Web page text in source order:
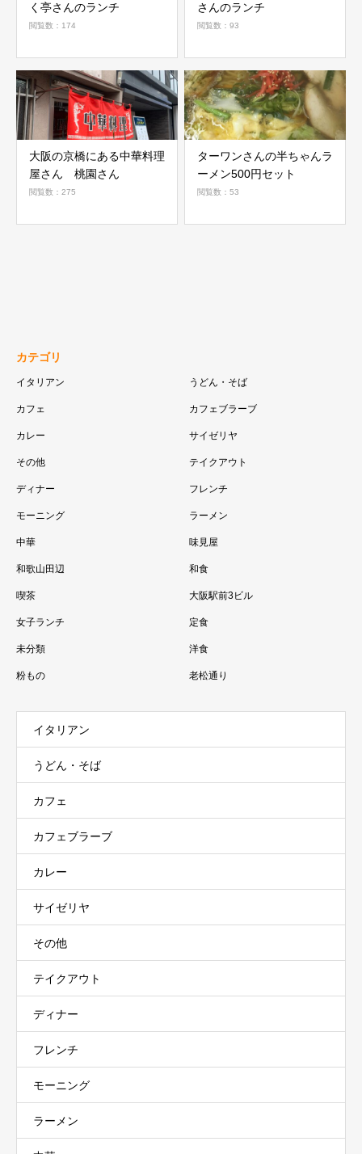
く亭さんのランチ
閲覧数：174
さんのランチ
閲覧数：93
大阪の京橋にある中華料理
屋さん 桃園さん
閲覧数：275
ターワンさんの半ちゃんラ
ーメン500円セット
閲覧数：53
カテゴリ
イタリアン うどん・そば
カフェ カフェブラーブ
カレー サイゼリヤ
その他 テイクアウト
ディナー フレンチ
モーニング ラーメン
中華 味見屋
和歌山田辺 和食
喫茶 大阪駅前3ビル
女子ランチ 定食
未分類 洋食
粉もの 老松通り
イタリアン
うどん・そば
カフェ
カフェブラーブ
カレー
サイゼリヤ
その他
テイクアウト
ディナー
フレンチ
モーニング
ラーメン